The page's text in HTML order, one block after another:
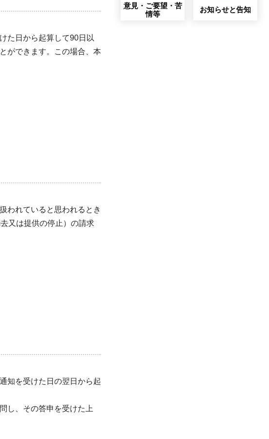
た日から起算して90日以
ができます。この場合、本
われていると思われるとき
又は提供の停止）の請求
知を受けた日の翌日から起
し、その答申を受けた上
意見・ご要望・苦
情等
お知らせと告知